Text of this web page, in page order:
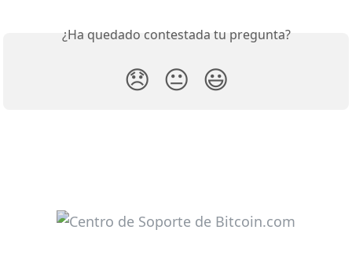
¿Ha quedado contestada tu pregunta?
😞 😐 😃